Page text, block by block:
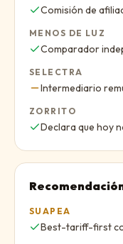
Sí:
Comisión de
MENOS DE LUZ
Sí:
Comparador
SELECTRA
Parcial:
Intermediario
ZORRITO
Sí:
Declara que hoy
SUAPEA
Sí:
Best-tariff-first